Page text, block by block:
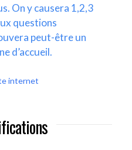
On y causera 1,2,3
questions
peut-être un
d’accueil.
internet